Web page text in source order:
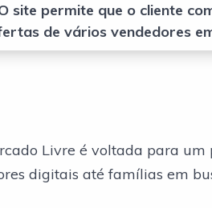
site permite que o cliente
de vários vendedores
Livre é voltada para um
digitais até famílias em